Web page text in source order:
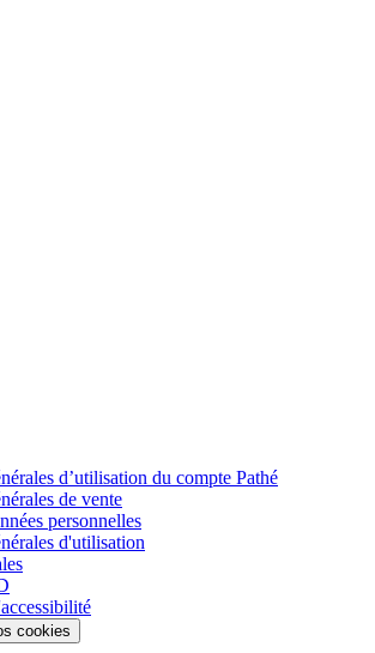
d’utilisation du compte Pathé
de vente
personnelles
d'utilisation
cookies